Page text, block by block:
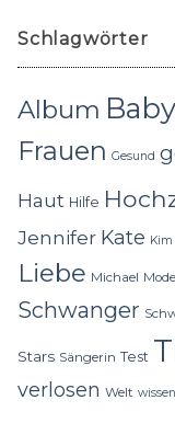
Schlagwörter
Album Baby
Frauen Gesund
Haut Hilfe
Jennifer Kate Kim
Liebe Michael Mode
Schwanger
Stars Sängerin Test
verlosen Welt wissen